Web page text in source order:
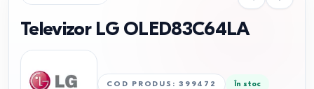
Televizor LG OLED83C64LA
COD PRODUS :399472 În stoc